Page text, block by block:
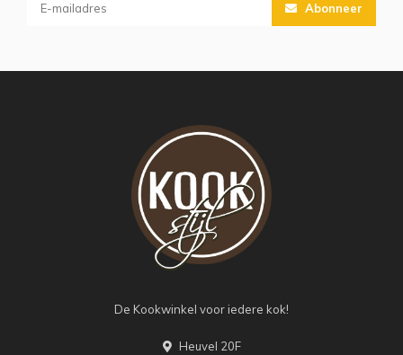
Abonneer
De Kookwinkel voor iedere kok!
Heuvel 20F